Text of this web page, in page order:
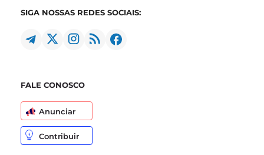
SIGA NOSSAS REDES SOCIAIS:
FALE CONOSCO
Anunciar
Contribuir